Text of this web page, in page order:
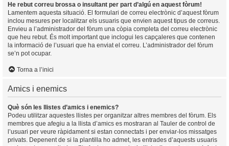
He rebut correu brossa o insultant per part d’algú en aquest fòrum!
Lamentem aquesta situació. El formulari de correu electrònic d’aquest fòrum
inclou mesures per localitzar els usuaris que envien aquest tipus de correus.
Envieu a l’administrador del fòrum una còpia completa del correu electrònic
que heu rebut. És molt important que inclogui les capçaleres que contenen
la informació de l’usuari que ha enviat el correu. L’administrador del fòrum
se’n pot ocupar.
Torna a l’inici
Amics i enemics
Què són les llistes d’amics i enemics?
Podeu utilitzar aquestes llistes per organitzar altres membres del fòrum. Els
membres que afegiu a la llista d’amics es mostraran al Tauler de control de
l’usuari per veure ràpidament si estan connectats i per enviar-los missatges
privats. Depenent de si la plantilla ho admet, les entrades d’aquests usuaris